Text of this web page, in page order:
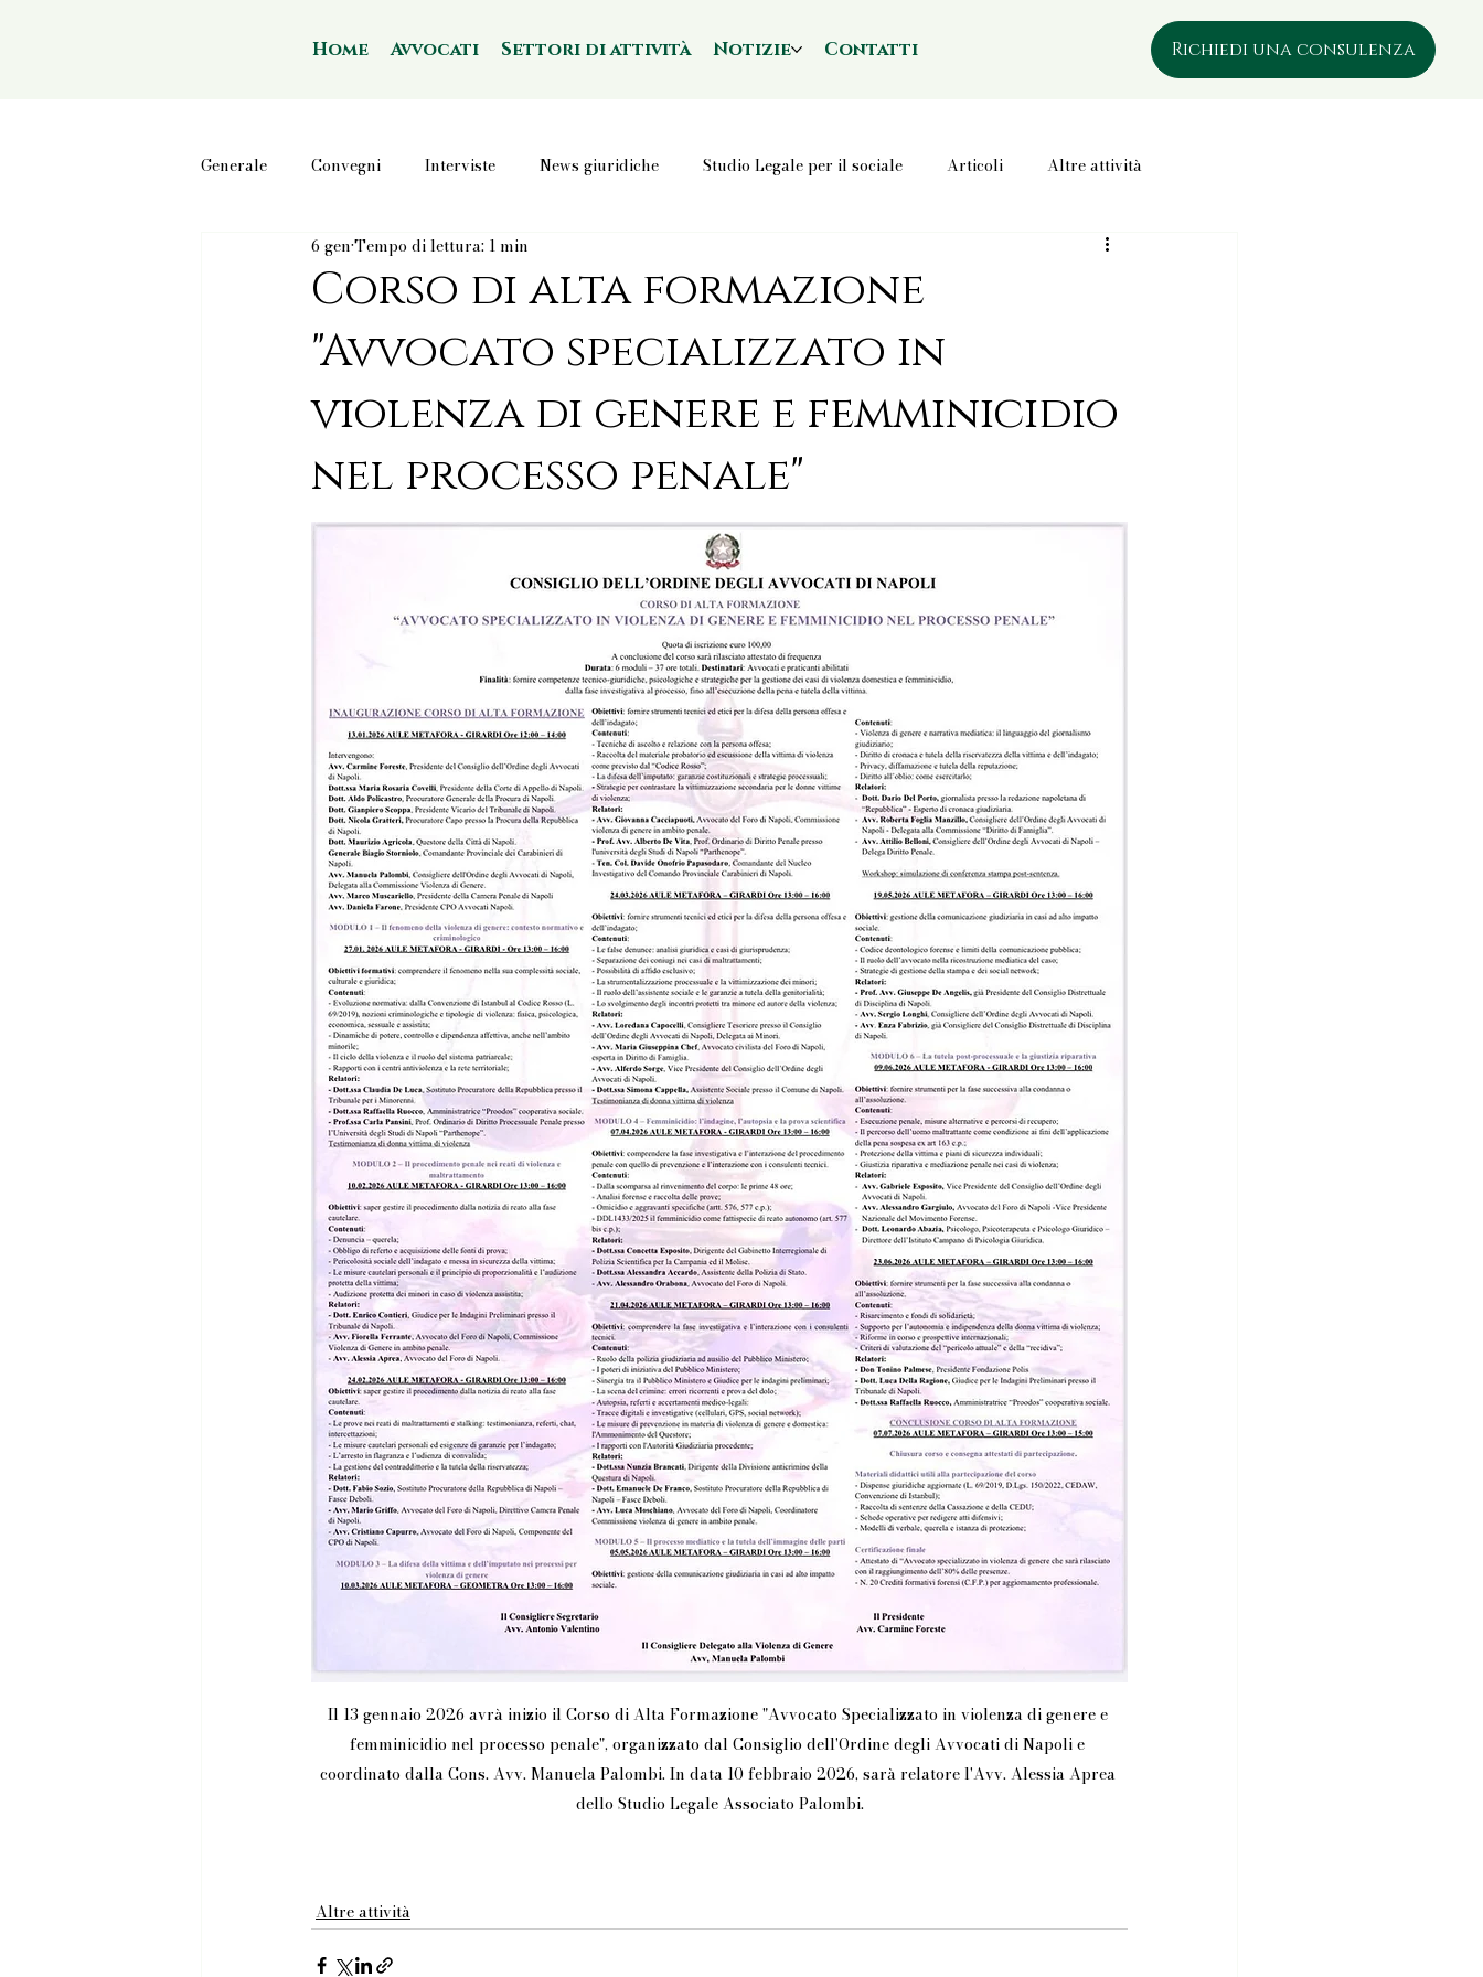
Home Avvocati Settori di attività Notizie Contatti Richiedi una consulenza
Generale Convegni Interviste News giuridiche Studio Legale per il sociale Articoli Altre attività
Corso di alta formazione
"Avvocato specializzato in
violenza di genere e femminicidio
nel processo penale"
6 genTempo di lettura: 1 min
Il 13 gennaio 2026 avrà inizio il Corso di Alta Formazione "Avvocato Specializzato in violenza di genere e
femminicidio nel processo penale", organizzato dal Consiglio dell'Ordine degli Avvocati di Napoli e
coordinato dalla Cons. Avv. Manuela Palombi. In data 10 febbraio 2026, sarà relatore l'Avv. Alessia Aprea
dello Studio Legale Associato Palombi.
Altre attività